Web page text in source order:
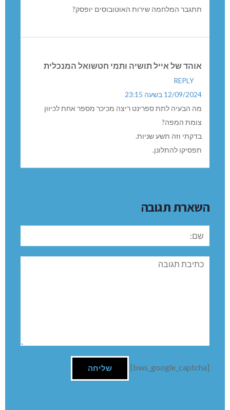
תתגבר המלחמה שירות האוטובוסים יופסק?
אוהד של אייל תושיה ותמי חטשואל המנכלית
REPLY
12/09/2024 בשעה 23:15
מה הבעיה לתת ספרינט ריצה מכיכר מספר אחת לכיוון
צומת המפה?
בדקתי וזה תשע שניות.
תפסיקו להתלונן.
השארת תגובה
שם:
תגובה
[bws_google_captcha]